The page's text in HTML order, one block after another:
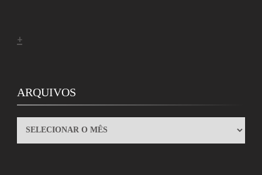
+
ARQUIVOS
ARQUIVOS